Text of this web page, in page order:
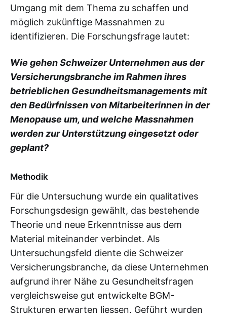
Umgang mit dem Thema zu schaffen und
möglich zukünftige Massnahmen zu
identifizieren. Die Forschungsfrage lautet:
Wie gehen Schweizer Unternehmen aus der
Versicherungsbranche im Rahmen ihres
betrieblichen Gesundheitsmanagements mit
den Bedürfnissen von Mitarbeiterinnen in der
Menopause um, und welche Massnahmen
werden zur Unterstützung eingesetzt oder
geplant?
Methodik
Für die Untersuchung wurde ein qualitatives
Forschungsdesign gewählt, das bestehende
Theorie und neue Erkenntnisse aus dem
Material miteinander verbindet. Als
Untersuchungsfeld diente die Schweizer
Versicherungsbranche, da diese Unternehmen
aufgrund ihrer Nähe zu Gesundheitsfragen
vergleichsweise gut entwickelte BGM-
Strukturen erwarten liessen. Geführt wurden